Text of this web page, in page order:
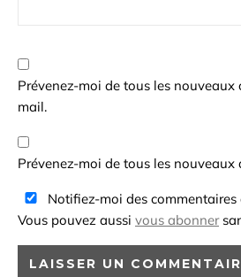
Prévenez-moi de tous les nouveaux
mail.
Prévenez-moi de tous les nouveaux
Notifiez-moi des
Vous pouvez aussi vous abonner